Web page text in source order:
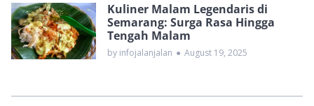
Kuliner Malam Legendaris di
Semarang: Surga Rasa Hingga
Tengah Malam
by infojalanjalan ● August 19, 2025